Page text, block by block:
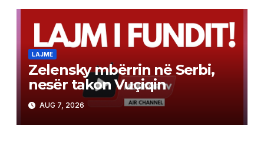
LAJME
Zelensky mbërrin në Serbi,
nesër takon Vuçiqin
AUG 7, 2026